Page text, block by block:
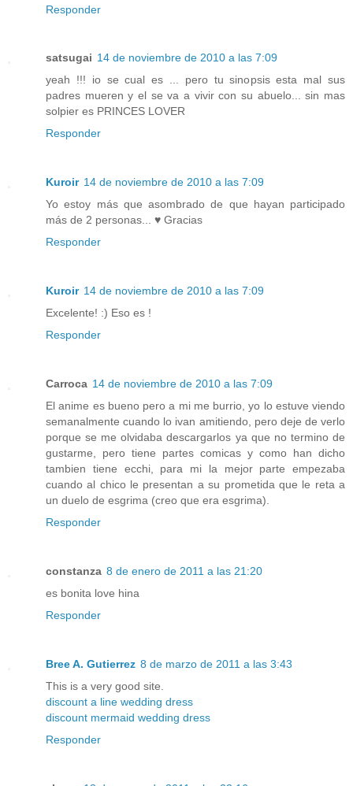
Responder
satsugai 14 de noviembre de 2010 a las 7:09
yeah !!! io se cual es ... pero tu sinopsis esta mal sus
padres mueren y el se va a vivir con su abuelo... sin mas
solpier es PRINCES LOVER
Responder
Kuroir 14 de noviembre de 2010 a las 7:09
Yo estoy más que asombrado de que hayan participado
más de 2 personas... ♥ Gracias
Responder
Kuroir 14 de noviembre de 2010 a las 7:09
Excelente! :) Eso es !
Responder
Carroca 14 de noviembre de 2010 a las 7:09
El anime es bueno pero a mi me burrio, yo lo estuve viendo
semanalmente cuando lo ivan amitiendo, pero deje de verlo
porque se me olvidaba descargarlos ya que no termino de
gustarme, pero tiene partes comicas y como han dicho
tambien tiene ecchi, para mi la mejor parte empezaba
cuando al chico le presentan a su prometida que le reta a
un duelo de esgrima (creo que era esgrima).
Responder
constanza 8 de enero de 2011 a las 21:20
es bonita love hina
Responder
Bree A. Gutierrez 8 de marzo de 2011 a las 3:43
This is a very good site.
discount a line wedding dress
discount mermaid wedding dress
Responder